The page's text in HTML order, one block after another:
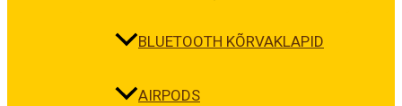
BLUETOOTH KÕRVAKLAPID
AIRPODS